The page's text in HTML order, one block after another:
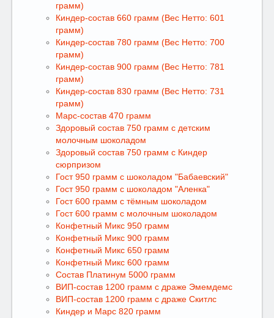
грамм)
Киндер-состав 660 грамм (Вес Нетто: 601
грамм)
Киндер-состав 780 грамм (Вес Нетто: 700
грамм)
Киндер-состав 900 грамм (Вес Нетто: 781
грамм)
Киндер-состав 830 грамм (Вес Нетто: 731
грамм)
Марс-состав 470 грамм
Здоровый состав 750 грамм с детским
молочным шоколадом
Здоровый состав 750 грамм с Киндер
сюрпризом
Гост 950 грамм с шоколадом "Бабаевский"
Гост 950 грамм с шоколадом "Аленка"
Гост 600 грамм с тёмным шоколадом
Гост 600 грамм с молочным шоколадом
Конфетный Микс 950 грамм
Конфетный Микс 900 грамм
Конфетный Микс 650 грамм
Конфетный Микс 600 грамм
Состав Платинум 5000 грамм
ВИП-состав 1200 грамм с драже Эмемдемс
ВИП-состав 1200 грамм с драже Скитлс
Киндер и Марс 820 грамм